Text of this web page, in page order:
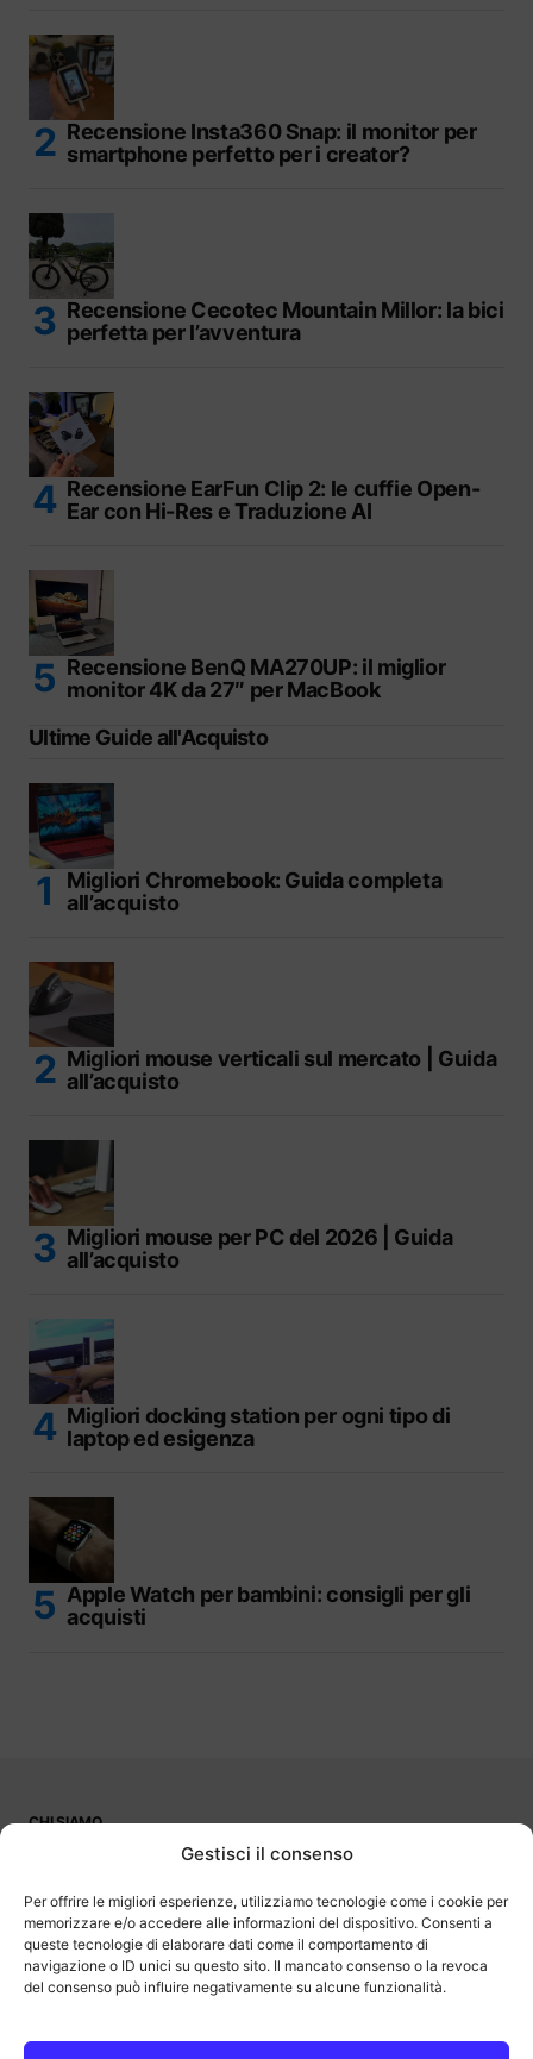
Gestisci il consenso
Per offrire le migliori esperienze, utilizziamo tecnologie come i cookie per
memorizzare e/o accedere alle informazioni del dispositivo. Consenti a
queste tecnologie di elaborare dati come il comportamento di
navigazione o ID unici su questo sito. Il mancato consenso o la revoca
del consenso può influire negativamente su alcune funzionalità.
Recensione Insta360 Snap: il monitor per
smartphone perfetto per i creator?
Recensione Cecotec Mountain Millor: la bici
perfetta per l’avventura
Recensione EarFun Clip 2: le cuffie Open-
Ear con Hi-Res e Traduzione AI
Recensione BenQ MA270UP: il miglior
monitor 4K da 27″ per MacBook
Ultime Guide all'Acquisto
Migliori Chromebook: Guida completa
all’acquisto
Migliori mouse verticali sul mercato | Guida
all’acquisto
Migliori mouse per PC del 2026 | Guida
all’acquisto
Migliori docking station per ogni tipo di
laptop ed esigenza
Apple Watch per bambini: consigli per gli
acquisti
CHI SIAMO
OutOfBit
programma di affiliazione che consente ai siti di percepire una